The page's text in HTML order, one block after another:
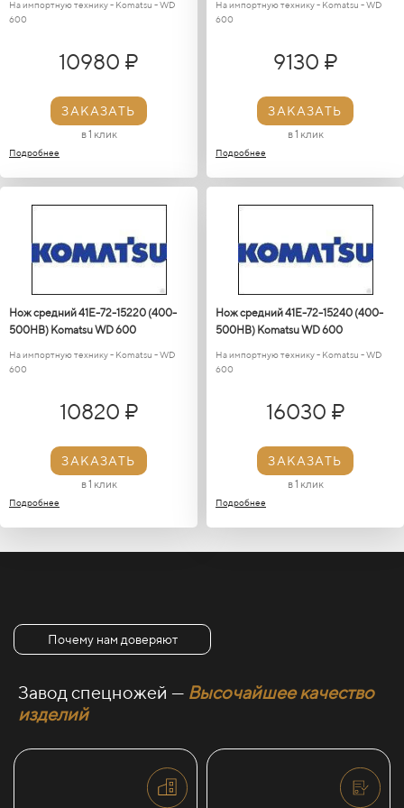
На импортную технику - Кomatsu - WD
600
10980 ₽
ЗАКАЗАТЬ
в 1 клик
Подробнее
На импортную технику - Кomatsu - WD
600
9130 ₽
ЗАКАЗАТЬ
в 1 клик
Подробнее
Нож средний 41E-72-15220 (400-
500HB) Кomatsu WD 600
На импортную технику - Кomatsu - WD
600
10820 ₽
ЗАКАЗАТЬ
в 1 клик
Подробнее
Нож средний 41E-72-15240 (400-
500HB) Кomatsu WD 600
На импортную технику - Кomatsu - WD
600
16030 ₽
ЗАКАЗАТЬ
в 1 клик
Подробнее
Почему нам доверяют
Завод спецножей — Высочайшее качество
изделий